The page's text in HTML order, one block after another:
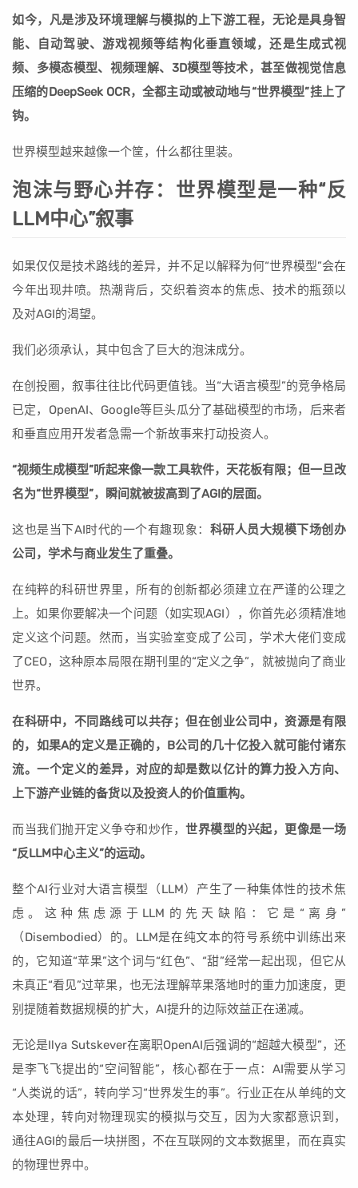
如今，凡是涉及环境理解与模拟的上下游工程，无论是具身智
能、自动驾驶、游戏视频等结构化垂直领域，还是生成式视
频、多模态模型、视频理解、3D模型等技术，甚至做视觉信息
压缩的DeepSeek OCR，全都主动或被动地与“世界模型”挂上了
钩。
世界模型越来越像一个筐，什么都往里装。
泡沫与野心并存：世界模型是一种“反
LLM中心”叙事
如果仅仅是技术路线的差异，并不足以解释为何“世界模型”会在
今年出现井喷。热潮背后，交织着资本的焦虑、技术的瓶颈以
及对AGI的渴望。
我们必须承认，其中包含了巨大的泡沫成分。
在创投圈，叙事往往比代码更值钱。当“大语言模型”的竞争格局
已定，OpenAI、Google等巨头瓜分了基础模型的市场，后来者
和垂直应用开发者急需一个新故事来打动投资人。
“视频生成模型”听起来像一款工具软件，天花板有限；但一旦改
名为“世界模型”，瞬间就被拔高到了AGI的层面。
这也是当下AI时代的一个有趣现象： 科研人员大规模下场创办
公司，学术与商业发生了重叠。
在纯粹的科研世界里，所有的创新都必须建立在严谨的公理之
上。如果你要解决一个问题（如实现AGI），你首先必须精准地
定义这个问题。然而，当实验室变成了公司，学术大佬们变成
了CEO，这种原本局限在期刊里的“定义之争”，就被抛向了商业
世界。
在科研中，不同路线可以共存；但在创业公司中，资源是有限
的，如果A的定义是正确的，B公司的几十亿投入就可能付诸东
流。一个定义的差异，对应的却是数以亿计的算力投入方向、
上下游产业链的备货以及投资人的价值重构。
而当我们抛开定义争夺和炒作， 世界模型的兴起，更像是一场
“反LLM中心主义”的运动。
整个AI行业对大语言模型（LLM）产生了一种集体性的技术焦
虑。这种焦虑源于LLM的先天缺陷：它是“离身”
（Disembodied）的。LLM是在纯文本的符号系统中训练出来
的，它知道“苹果”这个词与“红色”、“甜”经常一起出现，但它从
未真正“看见”过苹果，也无法理解苹果落地时的重力加速度，更
别提随着数据规模的扩大，AI提升的边际效益正在递减。
无论是Ilya Sutskever在离职OpenAI后强调的“超越大模型”，还
是李飞飞提出的“空间智能”，核心都在于一点：AI需要从学习
“人类说的话”，转向学习“世界发生的事”。行业正在从单纯的文
本处理，转向对物理现实的模拟与交互，因为大家都意识到，
通往AGI的最后一块拼图，不在互联网的文本数据里，而在真实
的物理世界中。